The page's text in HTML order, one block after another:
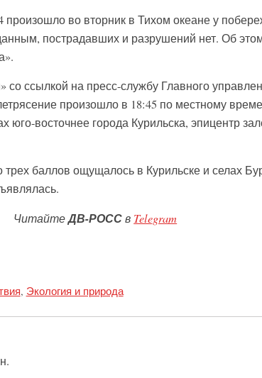
произошло во вторник в Тихом океане у
пострадавших и разрушений нет. Об
ссылкой на пресс-службу Главного
произошло в 18:45 по местному
юго-восточнее города Курильска, эпицентр
баллов ощущалось в Курильске и селах
ЧитайтеДВ-РОССв Telegram
, Экология и природа